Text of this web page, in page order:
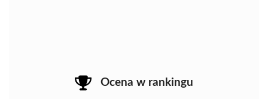
Ocena w rankingu